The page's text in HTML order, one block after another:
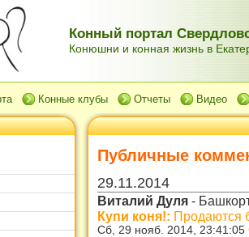
Конный портал
Конюшни и конная жизнь в
Конные клубы Отчеты Видео
Публичные
29.11.2014
Виталий Дуля -
Купи коня!: Продаются
Сб, 29 нояб. 2014, 23:41:05